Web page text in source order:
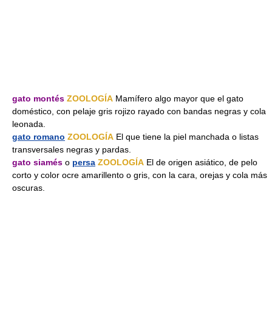
gato montés ZOOLOGÍA Mamífero algo mayor que el gato
doméstico, con pelaje gris rojizo rayado con bandas negras y cola
leonada.
gato romano ZOOLOGÍA El que tiene la piel manchada o listas
transversales negras y pardas.
gato siamés o persa ZOOLOGÍA El de origen asiático, de pelo
corto y color ocre amarillento o gris, con la cara, orejas y cola más
oscuras.